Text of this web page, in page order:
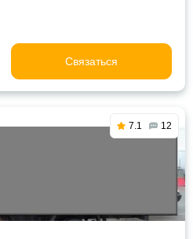
Связаться
7.1 12